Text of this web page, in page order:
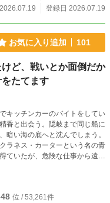
登録日 2026.07.19
お気に入り追加 101
ど、戦いとか面倒だか
たてます
キッチンカーのバイトをしてい
香と出会う。隠岐まで同じ船に
暗い海の底へと沈んでしまう。
ラネス・カーターという名の青
ていたが、危険な仕事から遠ざ
。自身も厨房馬車（キッチンカ
アリオナという少女と出会う。
に気になってしまい――。異世
けします。よろしくお願い致し
位 / 53,261件